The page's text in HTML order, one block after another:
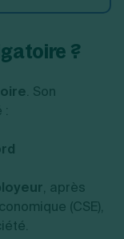
?
. Son
:
, après
(CSE),